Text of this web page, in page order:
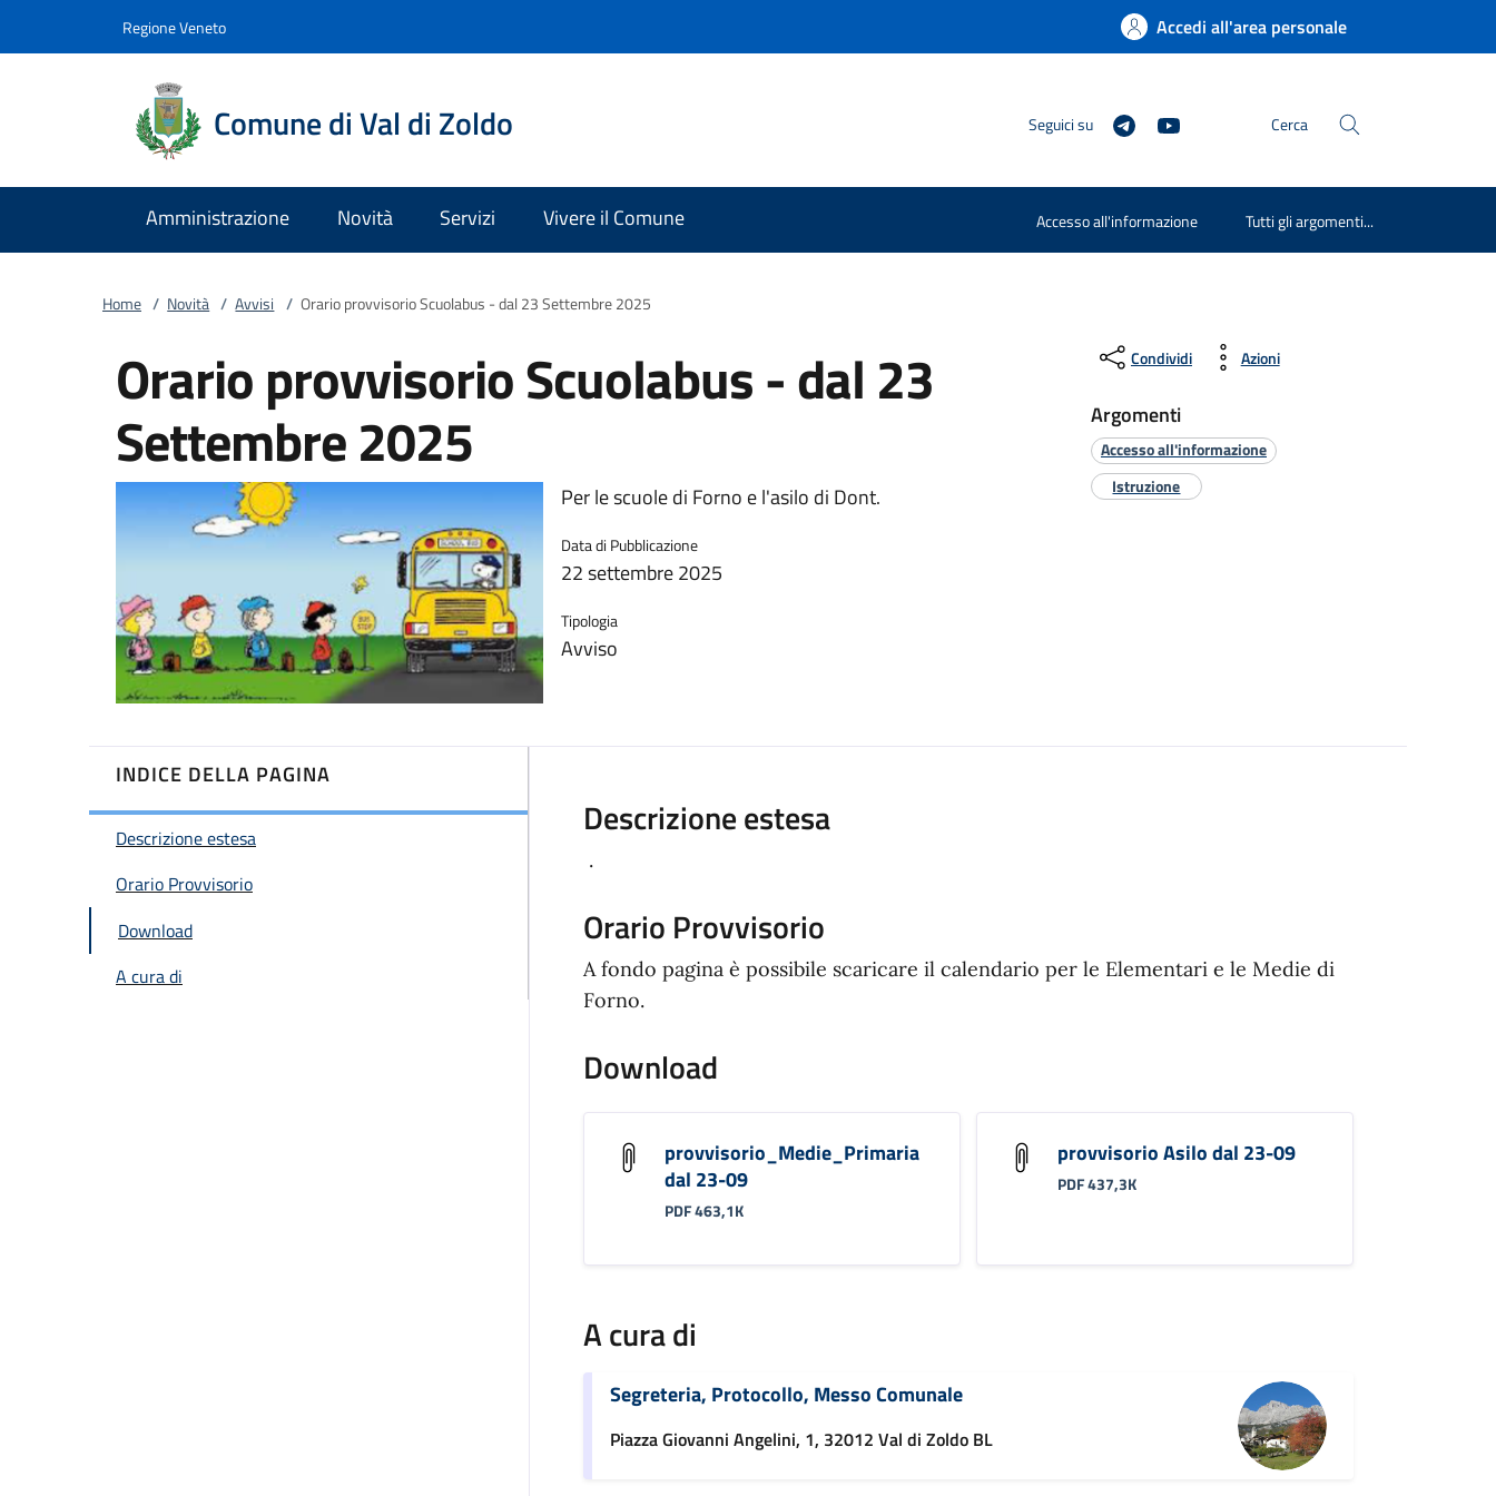
Regione Veneto Accedi all'area personale
Comune di Val di Zoldo Seguici su Cerca
Amministrazione Novità Servizi Vivere il Comune Accesso all'informazione Tutti gli argomenti...
Home / Novità / Avvisi / Orario provvisorio Scuolabus - dal 23 Settembre 2025
Orario provvisorio Scuolabus - dal 23
Settembre 2025
Per le scuole di Forno e l'asilo di Dont.
Data di Pubblicazione
22 settembre 2025
Tipologia
Avviso
Condividi Azioni
Argomenti
Accesso all'informazione
Istruzione
INDICE DELLA PAGINA
Descrizione estesa
Orario Provvisorio
Download
A cura di
Descrizione estesa
.
Orario Provvisorio
A fondo pagina è possibile scaricare il calendario per le Elementari e le Medie di
Forno.
Download
provvisorio_Medie_Primaria
dal 23-09
PDF 463,1K
provvisorio Asilo dal 23-09
PDF 437,3K
A cura di
Segreteria, Protocollo, Messo Comunale
Piazza Giovanni Angelini, 1, 32012 Val di Zoldo BL